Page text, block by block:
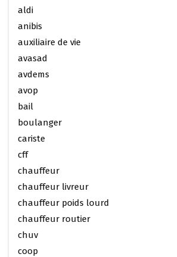
aldi
anibis
auxiliaire de vie
avasad
avdems
avop
bail
boulanger
cariste
cff
chauffeur
chauffeur livreur
chauffeur poids lourd
chauffeur routier
chuv
coop